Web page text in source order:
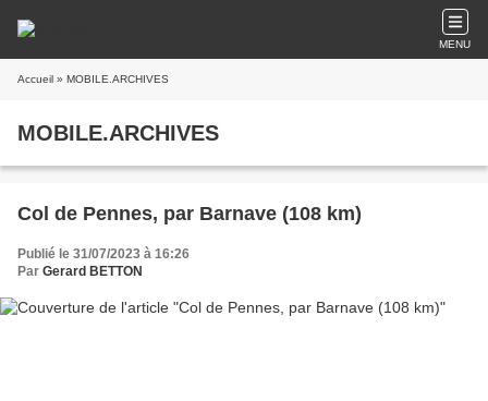
MENU
Accueil » MOBILE.ARCHIVES
MOBILE.ARCHIVES
Col de Pennes, par Barnave (108 km)
Publié le 31/07/2023 à 16:26
Par Gerard BETTON